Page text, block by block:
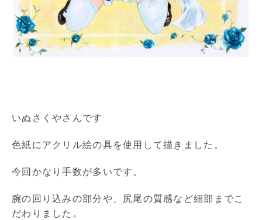
いぬさくやさんです
色紙にアクリル絵の具を使用して描きました。
今回かなり手数が多いです。
腕の回り込みの部分や、尻尾の質感など細部までこ
だわりました。